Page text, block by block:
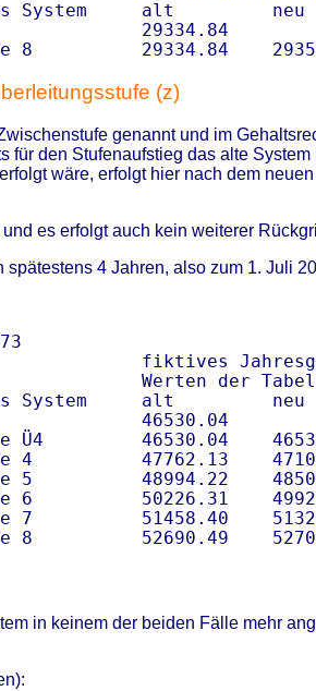
System     alt
29334.84
(z)
genannt und im
den Stufenaufstieg das alte
wäre, erfolgt hier nach dem
es erfolgt auch kein weiterer
4 Jahren, also zum 1. Juli
fiktives
Werten der
System     alt
46530.04
46530.04
47762.13
48994.22
6          50226.31
7          51458.40
in keinem der beiden Fälle mehr